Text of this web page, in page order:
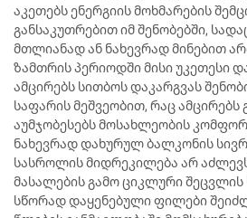
აკეთებს ენერგიის მოხმარების
განსაკუთრებით იმ შენობებში,
მთლიანად ან ნახევრად მინებით
ზამთრის პერიოდში მისი უკეთესი
ამცირებს სითბოს დაკარგვას
საფარის მეშვეობით, რაც ამცირებს
აუმჯობესებს მოსახლეობის
ნახევრად დახურულ ბალკონის
სასროლის მიდრეკილება არ
მასალების გამო ციკლური შეცვლის
სწორად დაყენებული ფილები